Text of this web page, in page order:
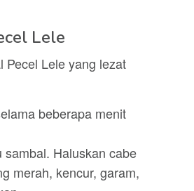
Lele
Pecel Lele yang lezat
beberapa menit
Haluskan cabe
merah, kencur, garam,